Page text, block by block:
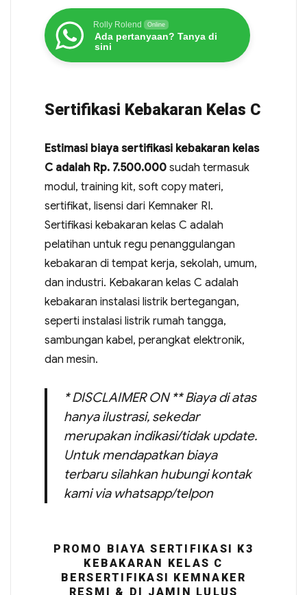
Rolly Rolend Online
Ada pertanyaan? Tanya di
sini
Sertifikasi Kebakaran Kelas C
Estimasi biaya sertifikasi kebakaran kelas
C adalah Rp. 7.500.000sudah termasuk
modul, training kit, soft copy materi,
sertifikat, lisensi dari Kemnaker RI.
Sertifikasi kebakaran kelas C adalah
pelatihan untuk regu penanggulangan
kebakaran di tempat kerja, sekolah, umum,
dan industri. Kebakaran kelas C adalah
kebakaran instalasi listrik bertegangan,
seperti instalasi listrik rumah tangga,
sambungan kabel, perangkat elektronik,
dan mesin.
* DISCLAIMER ON ** Biaya di atas
hanya ilustrasi, sekedar
merupakan indikasi/tidak update.
Untuk mendapatkan biaya
terbaru silahkan hubungi kontak
kami via whatsapp/telpon
PROMO BIAYA SERTIFIKASI K3
KEBAKARAN KELAS C
BERSERTIFIKASI KEMNAKER
RESMI & DI JAMIN LULUS